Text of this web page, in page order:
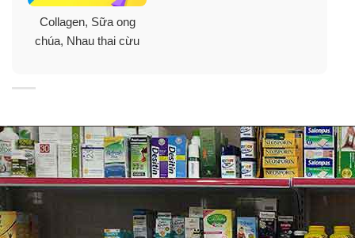
Đây còn là lựa chọn thông minh vì sản phẩm này đã
được kiểm tra không chứa các chất bị cấm.
Thành phần:
Collagen, Sữa ong
chúa, Nhau thai cừu